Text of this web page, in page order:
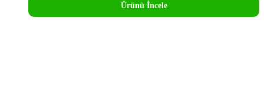
Ürünü İncele